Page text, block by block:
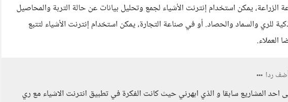
الزراعة، يمكن استخدام إنترنت الأشياء لجمع وتحليل بيانات عن حالة التربة والمحاصيل
للري والسماد والحصاد. أو في صناعة التجارة، يمكن استخدام إنترنت الأشياء لتتبع
العملاء.
ردا
المشاريع سابقا و الذي ابهرني حيث كانت الفكرة في تطبيق انترنت الاشياء مع ري